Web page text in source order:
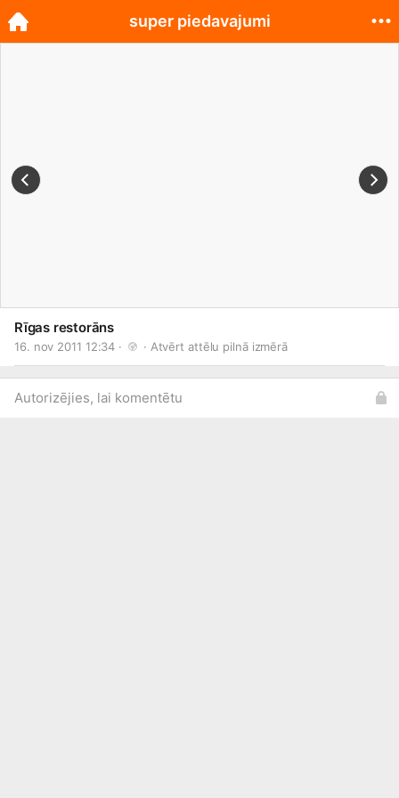
Rīgas restorāns
16. nov 2011 12:34 · · Atvērt attēlu pilnā izmērā
Autorizējies, lai komentētu
super piedavajumi